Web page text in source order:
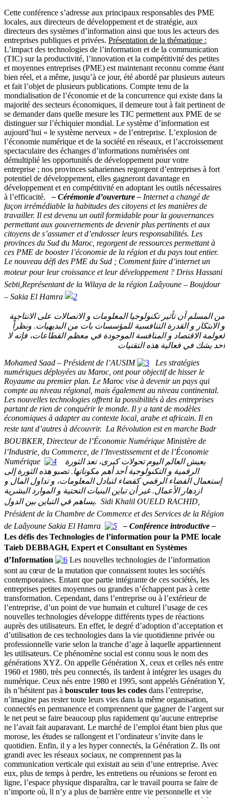
Cette conférence s’adresse aux principaux responsables des PME
locales, aux directeurs de développement et de stratégie, aux
directeurs des systèmes d’information ainsi que tous les acteurs des
entreprises publiques et privées. Présentation de la thématique :
L’impact des technologies de l’information et de la communication
(TIC) sur la productivité, l’innovation et la compétitivité des petites
et moyennes entreprises (PME) est maintenant reconnu comme étant
bien réel, et a même, jusqu’à ce jour, été abordé par plusieurs auteurs
et fait l’objet de plusieurs publications. Compte tenu de la
mondialisation de l’économie et de la concurrence qui existe dans la
majorité des secteurs économiques, il demeure tout à fait pertinent de
se demander dans quelle mesure les TIC permettent aux PME de se
distinguer sur l’échiquier mondial. Le système d’information est
aujourd’hui « le système nerveux » de l’entreprise. L’explosion de
l’économie numérique et de la société en réseaux, et l’accroissement
spectaculaire des échanges d’informations numérisées ont
démultiplié les opportunités de développement pour votre
entreprise ; nos provinces sahariennes regorgent d’entreprises à fort
potentiel de développement, elles gagneront davantage en
développement et en compétitivité en adoptant les outils nécessaires
à l’efficacité.– Cérémonie d’ouverture – Internet a changé de
façon irrémédiable la habitudes des citoyens et les manières de
travailler. Il est devenu un outil formidable pour la gouvernances
permettant aux gouvernements de devenir plus pertinents et aux
citoyens de s’assumer et d’endosser leurs responsabilités. Les
provinces du Sud du Maroc, regorgent de ressources permettant à
ces PME de booster l’économie de la région et du pays tout entier.
Le nouveau défi des PME du Sud ; Comment faire d’internet un
moteur pour leur croissance et leur développement ? Driss Hassani
Sebti,Représentant de la Wilaya de la région Laâyoune – Boujdour
– Sakia El Hamra
من المسلم أن تأثير تكنولوجيا المعلومات و الاتصالات على الانتاجية
و الابتكار و القدرة التنافسية للمؤسسات بات من البديهيات. ونظراً
لعولمة الاقتصاد و المنافسة الموجودة في معظم القطاعات، فإنه لا
أحد يشك في فعالية هذه التقنيات
Mohamed Saad – Président de l’AUSIM
Les stratégies
numériques déployées au Maroc, ont pour objectif de hisser le
Royaume au premier plan. Le Maroc vise à devenir un pays qui
compte au niveau régional, mais également au niveau continental.
Les nouvelles technologies offrent la possibilités à des entreprises
partant de rien de conquérir le monde. Il y a tant de modèles
économiques à adapter au contexte local, arabe et africain. Il en
reste tant d’autres à découvrir. La Révolution est en marche Badr
BOUBKER, Directeur de l’Économie Numérique Ministère de
l’Industrie, du Commerce, de l’Investissement et de l’Économie
Numérique
يعيش العالم اليوم تحولات كبرى، تعد الثورة
الرقمية و التكنولوجية أحد أهم مكوناتها. تصبو هذه الثورة إلى
إستعمال الفضاء الرقمي كفضاء لتبادل المعلومات، و تداول المال و
ازدهار الأعمال. غير أن تباين البنيات التحتية و الموارد البشرية
يساهم في التباين بين الدول. Sidi Khalil OUELD RACHID,
Président de la Chambre de Commerce et des Services de la Région
de Laâyoune Sakia El Hamra
– Conférence introductive –
Les défis des Technologies de l’information pour la PME locale
Taieb DEBBAGH, Expert et Consultant en Systèmes
d’Information
Les nouvelles technologies de l’information
sont au cœur de la mutation que connaissent toutes les sociétés
contemporaines. Entant que partie intégrante de ces sociétés, les
entreprises petites moyennes ou grandes n’échappent pas à cette
transformation. Cependant, dans l’entreprise ou à l’extérieur de
l’entreprise, d’un point de vue humain et culturel l’usage de ces
nouvelles technologies développe différents types de réactions
auprès des utilisateurs. En effet, le degré d’adoption d’acceptation et
d’utilisation de ces technologies dans la vie quotidienne privée ou
professionnelle varie selon la tranche d’age à laquelle appartiennent
les utilisateurs. Ce phénomène social est connu sous le nom des
générations XYZ. On appelle Génération X, ceux et celles nés entre
1960 et 1980, très peu connectés, ils tardent à intégrer les usages du
numérique. Ceux nés entre 1980 et 1995, sont appelés Génération Y,
ils n’hésitent pas à bousculer tous les codes dans l’entreprise,
n’imagine pas rester toute leurs vies dans la même organisation,
connectés en permanence et comprennent que gagner de l’argent sur
le net peut se faire beaucoup plus rapidement qu’aucune entreprise
ne l’avait fait auparavant. Le marché de l’emploi étant bien plus que
morose, les études se rallongent et l’ordinateur s’invite dans le
quotidien. Enfin, il y a les hyper connectés, la Génération Z. Ils ont
grandi avec les réseaux sociaux, ne comprennent pas la
communication verticale qui existait au sein d’une entreprise. Avec
eux, plus de temps à perdre, les entretiens ou réunions se feront en
ligne, l’espace physique disparaîtra, car le travail pourra se faire de
n’importe où, ll n’y a plus de barrière entre vie personnelle et vie